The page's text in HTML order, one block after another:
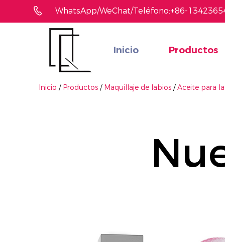
WhatsApp/WeChat/Teléfono:+86-
Inicio Productos
Inicio / Productos / Maquillaje de labios /Aceite para